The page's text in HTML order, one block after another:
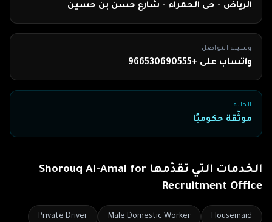
الرياض - حى الحمراء - شارع حسن بن حسين
وسيلة التواصل
واتساب على +966530690555
الحالة
موثّقة حكوميًا
الخدمات التي تقدّمها Shorouq Al-Amal for
Recruitment Office
Housemaid
Male Domestic Worker
Private Driver